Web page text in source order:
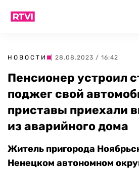
НОВОСТИ | 28.08.2023 / 16:42
Пенсионер устроил
поджег свой
приставы приехали
из аварийного дома
Житель пригорода
Ненецком автономном